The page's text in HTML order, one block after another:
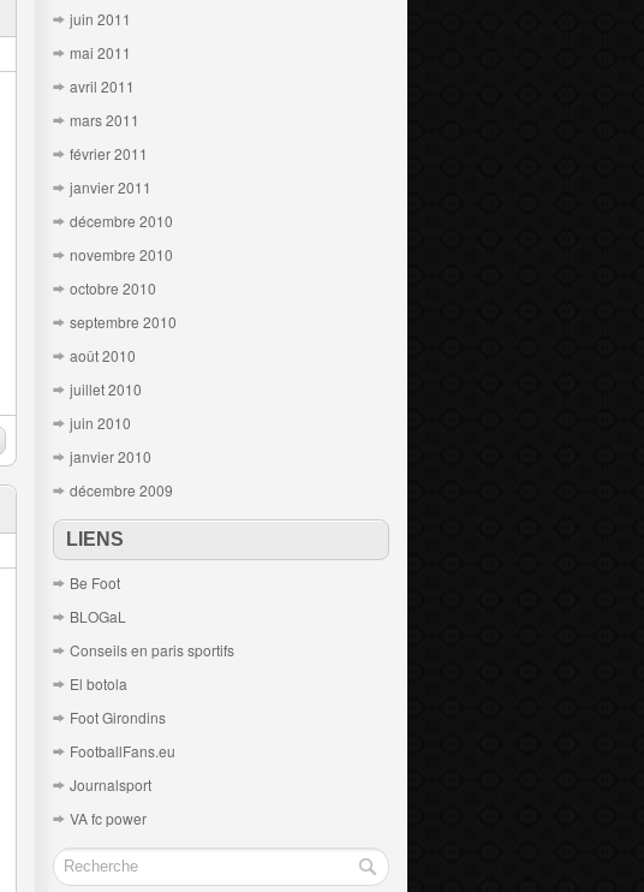
juin 2011
mai 2011
avril 2011
mars 2011
février 2011
janvier 2011
décembre 2010
novembre 2010
octobre 2010
septembre 2010
août 2010
juillet 2010
juin 2010
janvier 2010
décembre 2009
LIENS
Be Foot
BLOGaL
Conseils en paris sportifs
El botola
Foot Girondins
FootballFans.eu
Journalsport
VA fc power